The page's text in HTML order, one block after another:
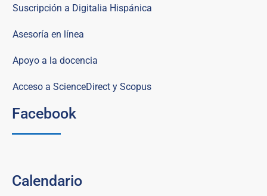
Suscripción a Digitalia Hispánica
Asesoría en línea
Apoyo a la docencia
Acceso a ScienceDirect y Scopus
Facebook
Calendario